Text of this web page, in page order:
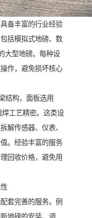
备丰富的行业经验
括模拟式地磅、数
大型地磅。每种设
作，避免损坏核心
结构，面板选用
工艺精密。这类设
解传感器、仪表、
。经验丰富的服务
回收价格，避免用
套完善的服务。例